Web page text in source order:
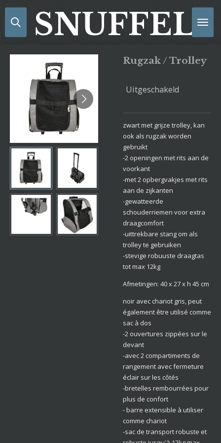
Ga
direct
hoofdinhoud
SNUFFELS
Rugzak / Trolley
Uitgeschakeld
zwart met grijze trolley, kan
ook als rugzak worden
gebruikt
-2 openingen met rits aan de
voorkant
-met 2 opbergvakjes met rits
aan de zijkanten
-gewatteerde
schouderriemen voor extra
draagcomfort
-uittrekbare stang om als
trolley te gebruiken
-stevige robuuste draagtas
tot max 12kg
Afmetingen: 40 x 27 x h 45 cm
noir avec chariot gris, peut
également être utilisé comme
sac à dos
-2 ouvertures zippées sur le
devant
-avec 2 compartiments de
rangement avec fermeture
éclair sur les côtés
-bretelles rembourrées pour
plus de confort
- barre extensible à utiliser
comme chariot
-sac de transport robuste et